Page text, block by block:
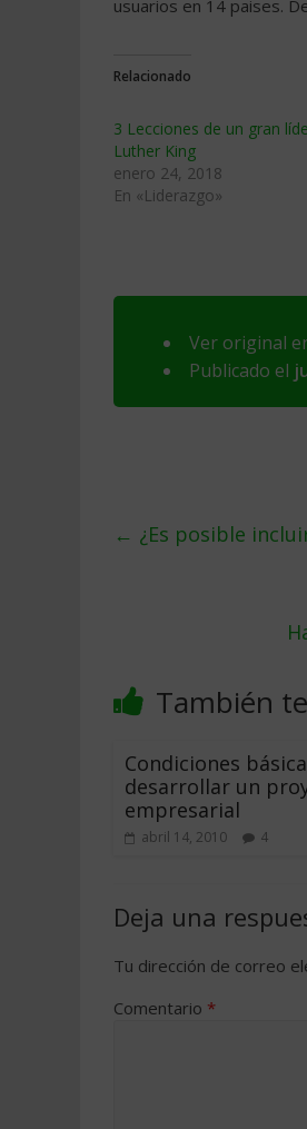
usuarios en 14 paises.
Relacionado
3 Lecciones de un gran
Luther King
enero 24, 2018
En «Liderazgo»
Ver original
Publicado el
← ¿Es posible
También
Condiciones
desarrollar un
empresarial
abril 14, 2010 4
Deja una
Tu dirección de correo
Comentario *